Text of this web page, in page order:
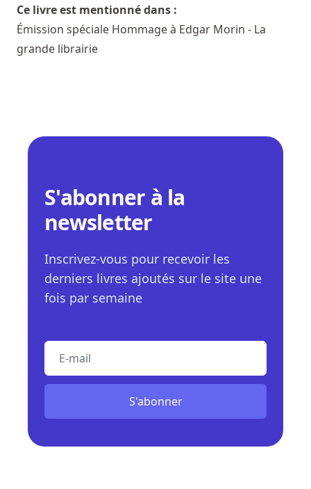
Ce livre est mentionné dans :
Émission spéciale Hommage à Edgar Morin - La
grande librairie
S'abonner à la
newsletter
Inscrivez-vous pour recevoir les
derniers livres ajoutés sur le site une
fois par semaine
S'abonner